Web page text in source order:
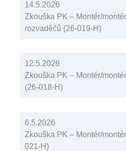
14.5.2026
Zkouška PK – Montér/
rozvaděčů (26-019-H)
12.5.2026
Zkouška PK – Montér/
(26-018-H)
6.5.2026
Zkouška PK – Montér/
021-H)